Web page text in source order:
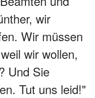
wir
Wir müssen
wir wollen,
Und Sie
Tut uns leid!"